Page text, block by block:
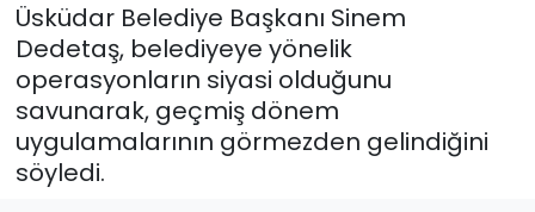
Üsküdar Belediye Başkanı Sinem
Dedetaş, belediyeye yönelik
operasyonların siyasi olduğunu
savunarak, geçmiş dönem
uygulamalarının görmezden gelindiğini
söyledi.
Eğitim
Kültür-sanat
Sağlık
Kültür-sanat
Sağlık
Spor
Son Dakika Haberleri
Haber Arşivi